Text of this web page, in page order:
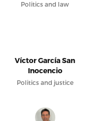
Politics and law
Víctor García San
Inocencio
Politics and justice